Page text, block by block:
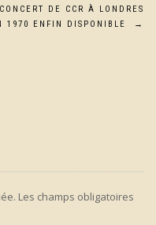
DE CCR À LONDRES
1970 ENFIN DISPONIBLE
→
Les champs obligatoires